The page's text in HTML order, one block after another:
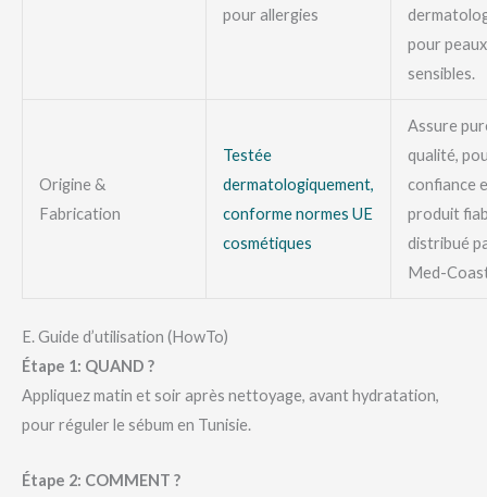
pour allergies
pour peaux
sensibles.
Origine &
Fabrication
Testée
dermatologiquement,
conforme normes UE
cosmétiques
Assure
qualité,
confiance
produit
distribué
Med-
E. Guide d’utilisation (HowTo)
Étape 1: QUAND ?
Appliquez matin et soir après nettoyage, avant hydratation,
pour réguler le sébum en Tunisie.
Étape 2: COMMENT ?